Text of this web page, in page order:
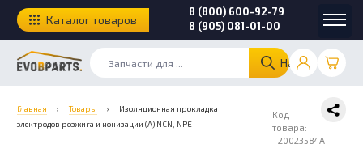
Найти
8 (800) 600-92-79
8 (905) 081-01-00
Каталог товаров
Главная › Товары ›
Изоляционная прокладка
электродов розжига и ионизации (А) NCN, NPE
Код
товара:
20023584A